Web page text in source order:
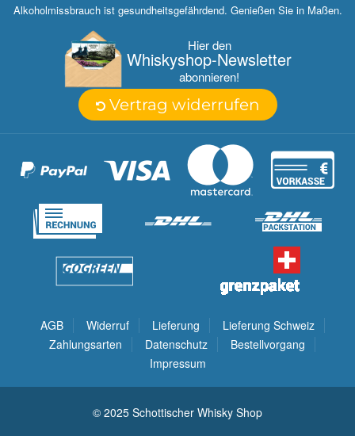
Alkoholmissbrauch ist gesundheitsgefährdend. Genießen Sie in Maßen.
Hier den
Whisky­shop-Newsletter
abonnieren!
Vertrag widerrufen
AGB Widerruf Lieferung
Lieferung Schweiz
Zahlungsarten
Datenschutz
Bestellvorgang
Impressum
© 2025 Schottischer Whisky Shop